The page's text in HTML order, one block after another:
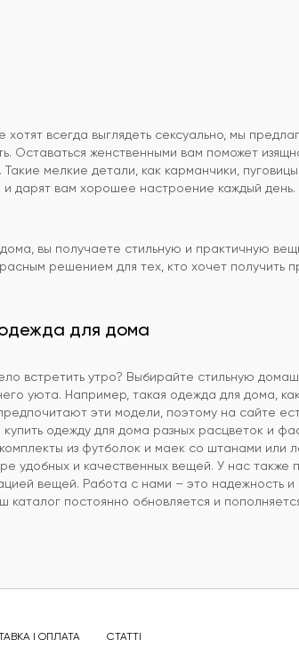
хотят всегда выглядеть сексуально, мы
Оставаться женственными вам поможет
Такие мелкие детали, как карманчики,
дарят вам хорошее настроение каждый день.
вы получаете стильную и практичную
решением для тех, кто хочет получить
для дома
встретить утро? Выбирайте стильную
уюта. Например, такая одежда для дома,
эти модели, поэтому на сайте
купить одежду для дома разных расцветок и
из футболок и маек со штанами
удобных и качественных вещей. У нас
вещей. Работа с нами – это надежность
каталог постоянно обновляется и
І ОПЛАТА СТАТТІ